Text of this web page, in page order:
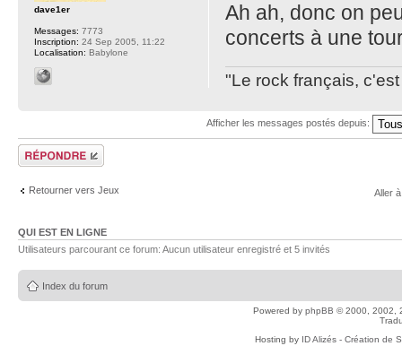
Ah ah, donc on
concerts à une
"Le rock français,
dave1er
Messages: 7773
Inscription: 24 Sep 2005, 11:22
Localisation: Babylone
Afficher les messages postés depuis:
Répondre
Retourner vers Jeux Aller
QUI EST EN LIGNE
Utilisateurs parcourant ce forum: Aucun utilisateur enregistré et 5 invités
Index du forum
Powered by phpBB © 2000, 2002,
Hosting by
ID Alizés - Création de